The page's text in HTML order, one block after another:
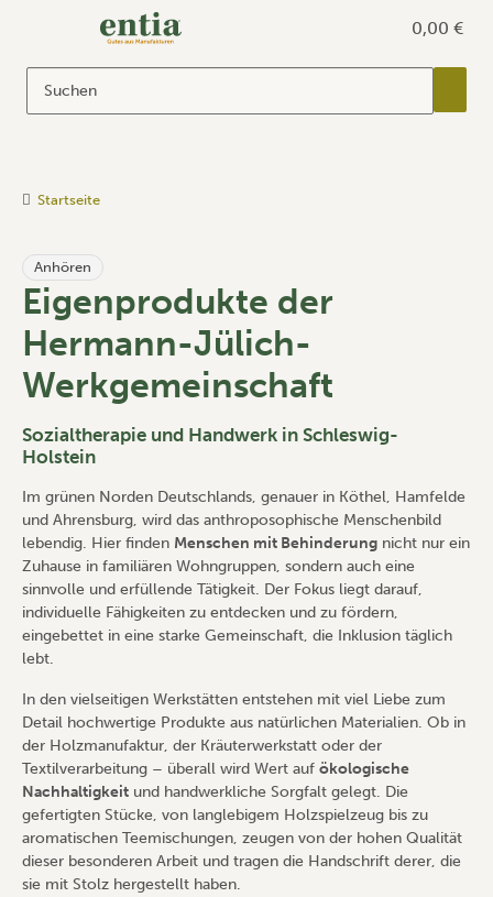
0,00 €
Startseite
Anhören
Eigenprodukte der
Hermann-Jülich-
Werkgemeinschaft
Sozialtherapie und Handwerk in Schleswig-
Holstein
Im grünen Norden Deutschlands, genauer in Köthel, Hamfelde
und Ahrensburg, wird das anthroposophische Menschenbild
lebendig. Hier finden Menschen mit Behinderung nicht nur ein
Zuhause in familiären Wohngruppen, sondern auch eine
sinnvolle und erfüllende Tätigkeit. Der Fokus liegt darauf,
individuelle Fähigkeiten zu entdecken und zu fördern,
eingebettet in eine starke Gemeinschaft, die Inklusion täglich
lebt.
In den vielseitigen Werkstätten entstehen mit viel Liebe zum
Detail hochwertige Produkte aus natürlichen Materialien. Ob in
der Holzmanufaktur, der Kräuterwerkstatt oder der
Textilverarbeitung – überall wird Wert auf ökologische
Nachhaltigkeit und handwerkliche Sorgfalt gelegt. Die
gefertigten Stücke, von langlebigem Holzspielzeug bis zu
aromatischen Teemischungen, zeugen von der hohen Qualität
dieser besonderen Arbeit und tragen die Handschrift derer, die
sie mit Stolz hergestellt haben.